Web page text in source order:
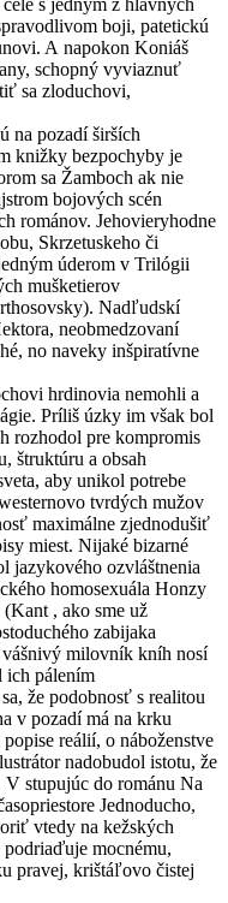
boji, patetickú
A napokon Koniáš
schopný vyviaznuť
sa zloduchovi,
na pozadí širších
knižky bezpochyby je
sa Žamboch ak nie
bojových scén
románov. Jehovieryhodne
Skrzetuskeho či
úderom v Trilógii
mušketierov
Nadľudskí
neobmedzovaní
no naveky inšpiratívne
hrdinovia nemohli a
Príliš úzky im však bol
rozhodol pre kompromis
štruktúru a obsah
aby unikol potrebe
tvrdých mužov
maximálne zjednodušiť
miest. Nijaké bizarné
jazykového ozvláštnenia
homosexuála Honzy
, ako sme už
zabijaka
vášnivý milovník kníh nosí
ich pálením
že podobnosť s realitou
v pozadí má na krku
reálií, o náboženstve
nadobudol istotu, že
stupujúc do románu Na
Jednoducho,
vtedy na kežských
podriaďuje mocnému,
pravej, krištáľovo čistej